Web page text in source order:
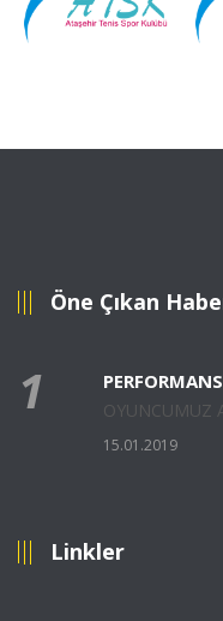
Öne Çıkan
1 PERFORMANS
OYUNCUMUZ
15.01.2019
Linkler